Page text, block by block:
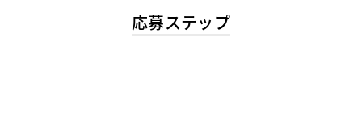
応募ステップ